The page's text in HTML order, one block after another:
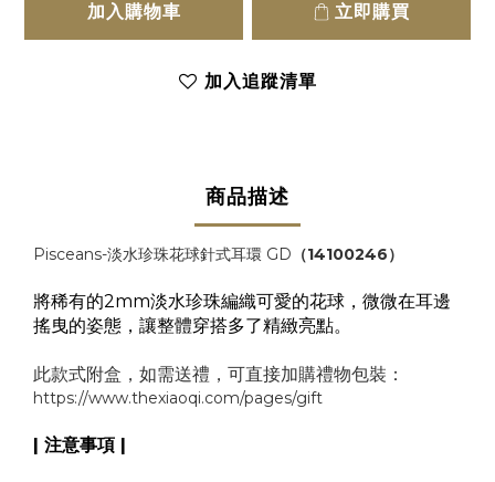
加入購物車 立即購買
加入追蹤清單
商品描述
Pisceans-淡水珍珠花球針式耳環 GD （14100246）
將稀有的2mm淡水珍珠編織可愛的花球，微微在耳邊
搖曳的姿態，讓整體穿搭多了精緻亮點。
此款式附盒，如需送禮，可直接加購禮物包裝：
https://www.thexiaoqi.com/pages/gift
| 注意事項 |